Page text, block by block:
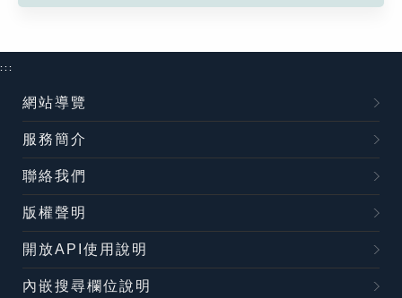
:::
網站導覽
服務簡介
聯絡我們
版權聲明
開放API使用說明
內嵌搜尋欄位說明